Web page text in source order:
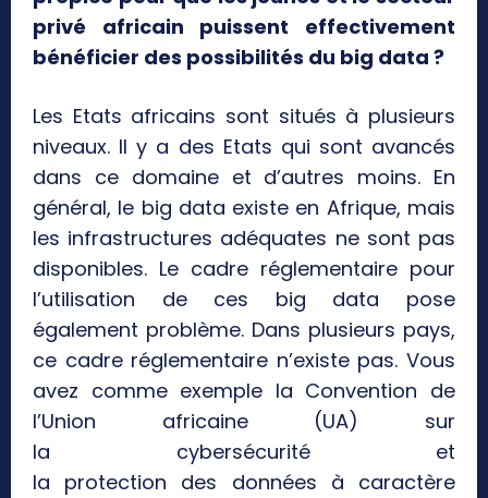
privé africain puissent effectivement
bénéficier des possibilités du big data ?
Les Etats africains sont situés à plusieurs
niveaux. Il y a des Etats qui sont avancés
dans ce domaine et d’autres moins. En
général, le big data existe en Afrique, mais
les infrastructures adéquates ne sont pas
disponibles. Le cadre réglementaire pour
l’utilisation de ces big data pose
également problème. Dans plusieurs pays,
ce cadre réglementaire n’existe pas. Vous
avez comme exemple la Convention de
l’Union africaine (UA) sur
la cybersécurité et
la protection des données à caractère